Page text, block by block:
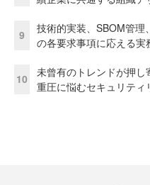
9
技術的実装、SBOM管
の各要求事項に応える実
10
未曾有のトレンドが押
重圧に悩むセキュリティ